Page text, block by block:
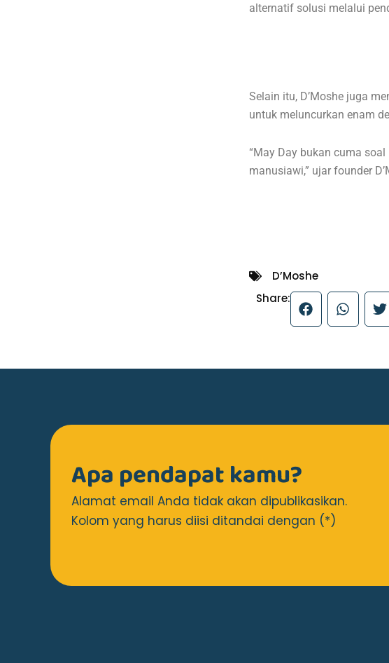
alternatif solusi melalui
Selain itu, D’Moshe juga
untuk meluncurkan enam
“May Day bukan cuma
manusiawi,” ujar founder
D’Moshe
Share:
Apa pendapat kamu?
Alamat email Anda tidak akan dipublikasikan.
Kolom yang harus diisi ditandai dengan (*)